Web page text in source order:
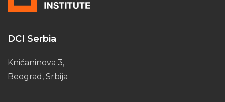
DCI Serbia
Knićaninova 3,
Beograd, Srbija